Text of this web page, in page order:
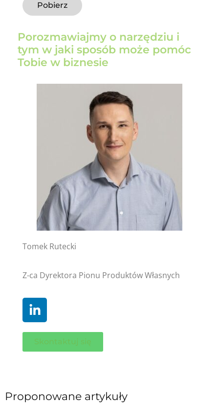
Pobierz
Porozmawiajmy o narzędziu i
tym w jaki sposób może pomóc
Tobie w biznesie
Tomek Rutecki
Z-ca Dyrektora Pionu Produktów Własnych
Skontaktuj się
Proponowane artykuły